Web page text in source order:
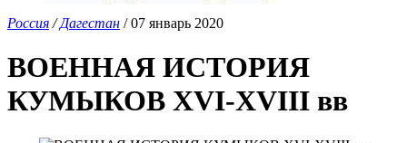
Россия /Дагестан / 07 январь 2020
ВОЕННАЯ ИСТОРИЯ
КУМЫКОВ XVI-XVIII вв